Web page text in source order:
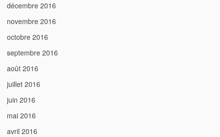
décembre 2016
novembre 2016
octobre 2016
septembre 2016
août 2016
juillet 2016
juin 2016
mai 2016
avril 2016